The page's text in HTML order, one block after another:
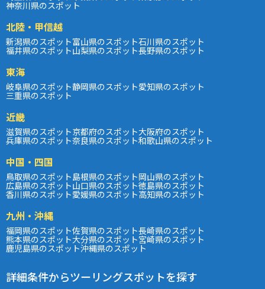
神奈川県のスポット
北陸・甲信越
新潟県のスポット富山県のスポット石川県のスポット
福井県のスポット山梨県のスポット長野県のスポット
東海
岐阜県のスポット静岡県のスポット愛知県のスポット
三重県のスポット
近畿
滋賀県のスポット京都府のスポット大阪府のスポット
兵庫県のスポット奈良県のスポット和歌山県のスポット
中国・四国
鳥取県のスポット島根県のスポット岡山県のスポット
広島県のスポット山口県のスポット徳島県のスポット
香川県のスポット愛媛県のスポット高知県のスポット
九州・沖縄
福岡県のスポット佐賀県のスポット長崎県のスポット
熊本県のスポット大分県のスポット宮崎県のスポット
鹿児島県のスポット沖縄県のスポット
詳細条件からツーリングスポットを探す